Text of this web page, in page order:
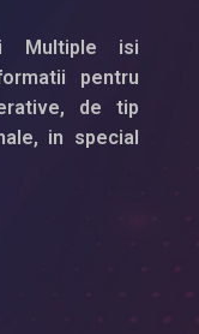
Multiple isi
pentru
de tip
in special